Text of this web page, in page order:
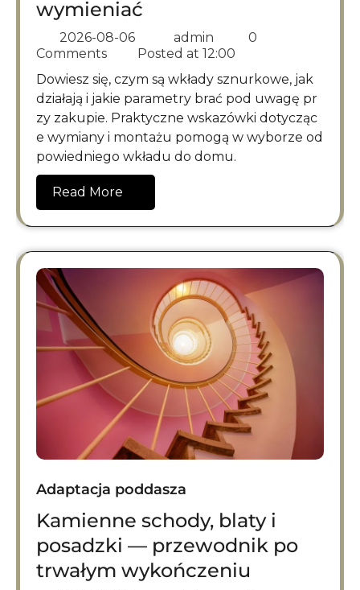
wymieniać
2026-08-06 admin
0
Comments
Posted at 12:00
Dowiesz się, czym są wkłady sznurkowe, jak
działają i jakie parametry brać pod uwagę pr
zy zakupie. Praktyczne wskazówki dotycząc
e wymiany i montażu pomogą w wyborze od
powiedniego wkładu do domu.
Read More
Adaptacja poddasza
Kamienne schody, blaty i
posadzki — przewodnik po
trwałym wykończeniu